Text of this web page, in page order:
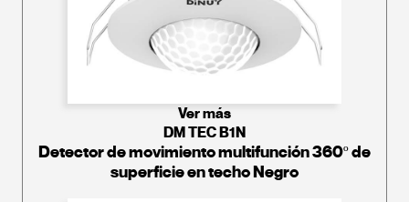
Ver más
DM TEC B1N
Detector de movimiento multifunción 360º de
superficie en techo Negro